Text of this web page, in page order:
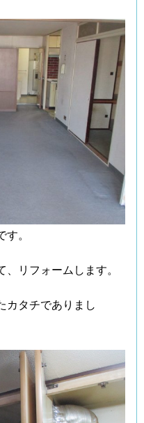
。
リフォームします。
カタチでありまし